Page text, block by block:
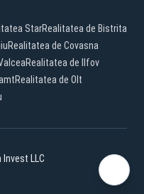
StarRealitatea de Bistrita
Realitatea de Covasna
Realitatea de Ilfov
Realitatea de Olt
LLC